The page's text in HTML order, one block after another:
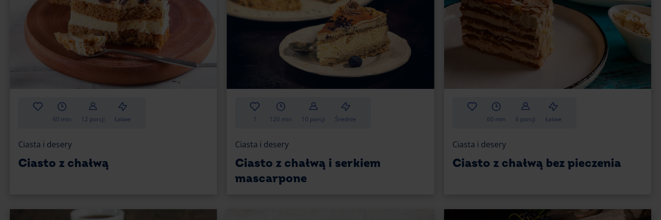
Chcesz spróbować innych sposobów na pyszny spód? Zobacz alternatywne pomysły,
które nie są skomplikowane, a mogą urozmaicić nieco Twoje ciasto.
Kruchy spód
To smaczne rozwiązanie i świetna alternatywa dla ciasteczek. Do przygotowania
kruchego spodu nie potrzeba wielu składników. Jak go zrobić samodzielnie?
Przygotuj:
2 żółtka
20 g cukru pudru
60 min 12 porcji Łatwe
Ciasta i desery
Ciasto z chałwą
1 120 min 10 porcji Średnie
Ciasta i desery
Ciasto z chałwą i serkiem
mascarpone
60 min 6 porcji Łatwe
Ciasta i desery
Ciasto z chałwą bez pieczenia